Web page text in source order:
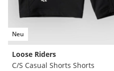
Neu
Loose Riders
C/S Casual Shorts Shorts